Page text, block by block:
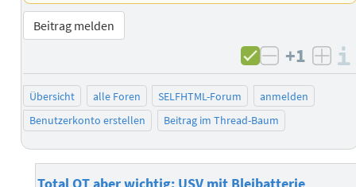
Beitrag melden
negativ
+1
Übersicht alle Foren SELFHTML-Forum
anmelden
Benutzerkonto erstellen
Beitrag im Thread-Baum